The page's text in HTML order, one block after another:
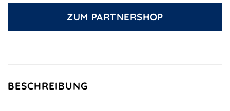
ZUM PARTNERSHOP
BESCHREIBUNG